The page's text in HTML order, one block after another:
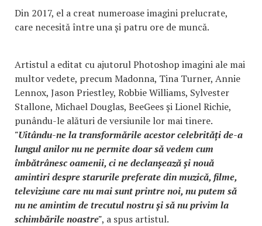
Din 2017, el a creat numeroase imagini prelucrate,
care necesită între una și patru ore de muncă.
Artistul a editat cu ajutorul Photoshop imagini ale mai
multor vedete, precum Madonna, Tina Turner, Annie
Lennox, Jason Priestley, Robbie Williams, Sylvester
Stallone, Michael Douglas, BeeGees și Lionel Richie,
punându-le alături de versiunile lor mai tinere.
"Uitându-ne la transformările acestor celebrități de-a
lungul anilor nu ne permite doar să vedem cum
îmbătrânesc oamenii, ci ne declanșează și nouă
amintiri despre starurile preferate din muzică, filme,
televiziune care nu mai sunt printre noi, nu putem să
nu ne amintim de trecutul nostru și să nu privim la
schimbările noastre", a spus artistul.